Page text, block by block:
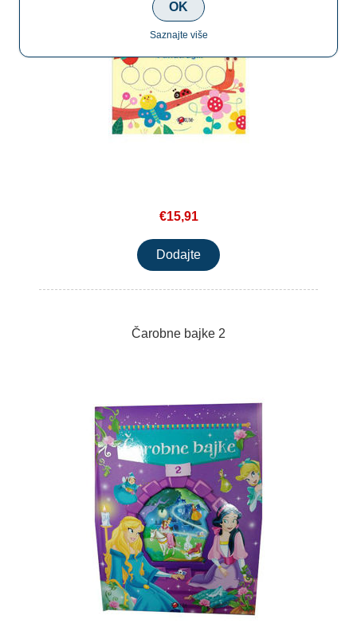
€15,91
Čarobne bajke 2
OK
Saznajte više